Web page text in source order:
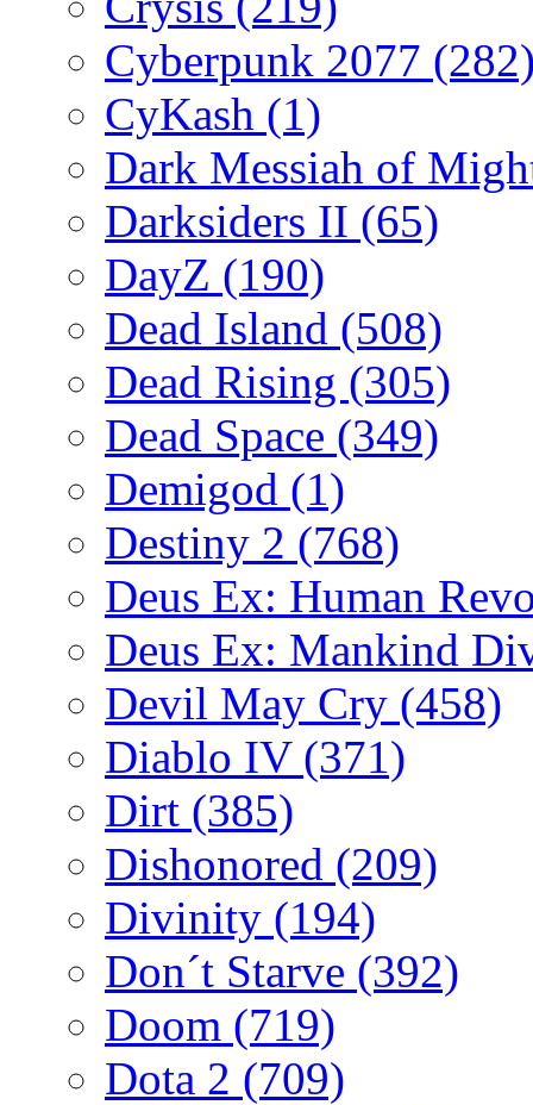
Cyberpunk 2077
CyKash (1)
Dark Messiah of
Darksiders II (65)
DayZ (190)
Dead Island (508)
Dead Rising (305)
Dead Space (349)
Demigod (1)
Destiny 2 (768)
Deus Ex: Human
Deus Ex: Mankind
Devil May Cry (458)
Diablo IV (371)
Dirt (385)
Dishonored (209)
Divinity (194)
Don´t Starve (392)
Doom (719)
Dota 2 (709)